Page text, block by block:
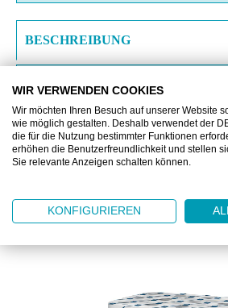
BESCHREIBUNG
DOWNLOAD
Produktgalerie überspringen
Zubehör
WIR VERWENDEN COOKIES
Wir möchten Ihren Besuch auf unserer Website
wie möglich gestalten. Deshalb verwendet der
die für die Nutzung bestimmter Funktionen
erhöhen die Benutzerfreundlichkeit und stellen
Sie relevante Anzeigen schalten können.
KONFIGURIEREN